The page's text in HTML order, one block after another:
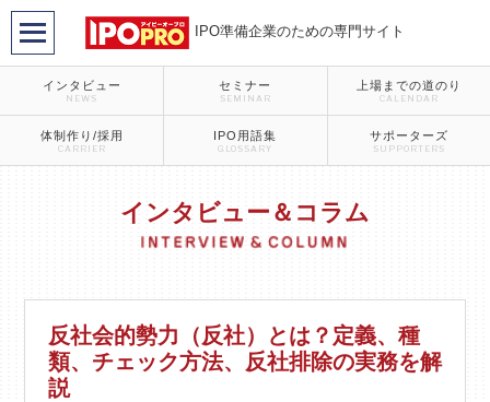
IPO準備企業のための専門サイト
インタビュー
NEWS
セミナー
SEMINAR
上場までの道のり
CALENDAR
体制作り/採用
CARRIER
IPO用語集
GLOSSARY
サポーターズ
SUPPORTERS
インタビュー＆コラム
反社会的勢力（反社）とは？定義、種
類、チェック方法、反社排除の実務を解
説